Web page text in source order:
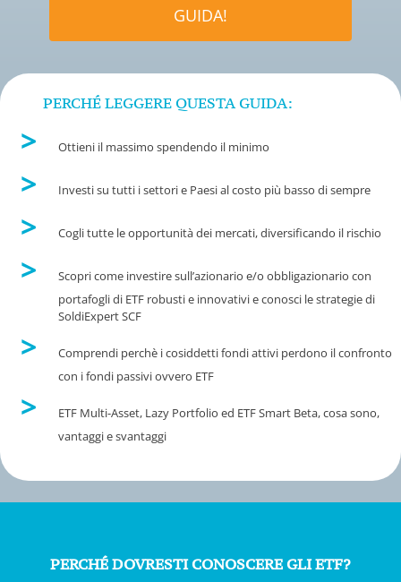
GUIDA!
PERCHÉ LEGGERE QUESTA GUIDA:
Ottieni il massimo spendendo il minimo
Investi su tutti i settori e Paesi al costo più basso di sempre
Cogli tutte le opportunità dei mercati, diversificando il rischio
Scopri come investire sull’azionario e/o obbligazionario con
portafogli di ETF robusti e innovativi e conosci le strategie di
SoldiExpert SCF
Comprendi perchè i cosiddetti fondi attivi perdono il confronto
con i fondi passivi ovvero ETF
ETF Multi-Asset, Lazy Portfolio ed ETF Smart Beta, cosa sono,
vantaggi e svantaggi
PERCHÉ DOVRESTI CONOSCERE GLI ETF?